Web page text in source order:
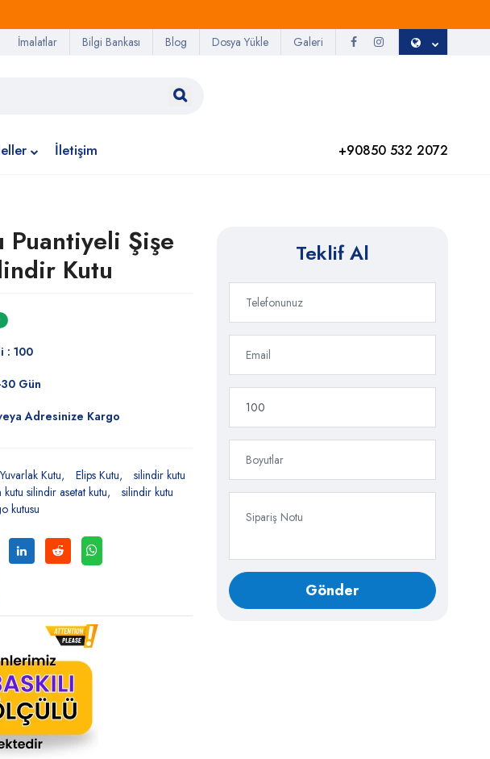
İmalatlar Bilgi Bankası Blog Dosya Yükle Galeri
İletişim +90850 532 2072
Puantiyeli Şişe
Kutu
: 100
Gün
Adresinize Kargo
Yuvarlak Kutu Elips Kutu
silindir kutu
silindir asetat kutu
silindir kutu
kutusu
Teklif Al